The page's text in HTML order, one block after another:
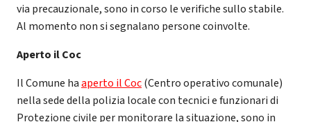
via precauzionale, sono in corso le verifiche sullo stabile.
Al momento non si segnalano persone coinvolte.
Aperto il Coc
Il Comune haaperto il Coc(Centro operativo comunale)
nella sede della polizia locale con tecnici e funzionari di
Protezione civile per monitorare la situazione, sono in